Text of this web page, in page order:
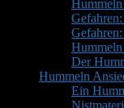
Der
Hummeln
Ein